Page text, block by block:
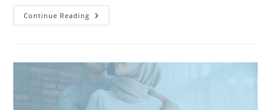
Continue Reading